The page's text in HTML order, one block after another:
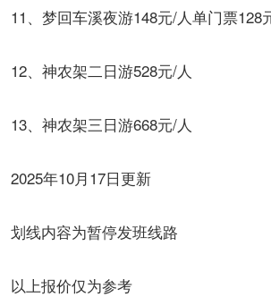
11、梦回车溪夜游148元/人单门票128
12、神农架二日游528元/人
13、神农架三日游668元/人
2025年10月17日更新
划线内容为暂停发班线路
以上报价仅为参考